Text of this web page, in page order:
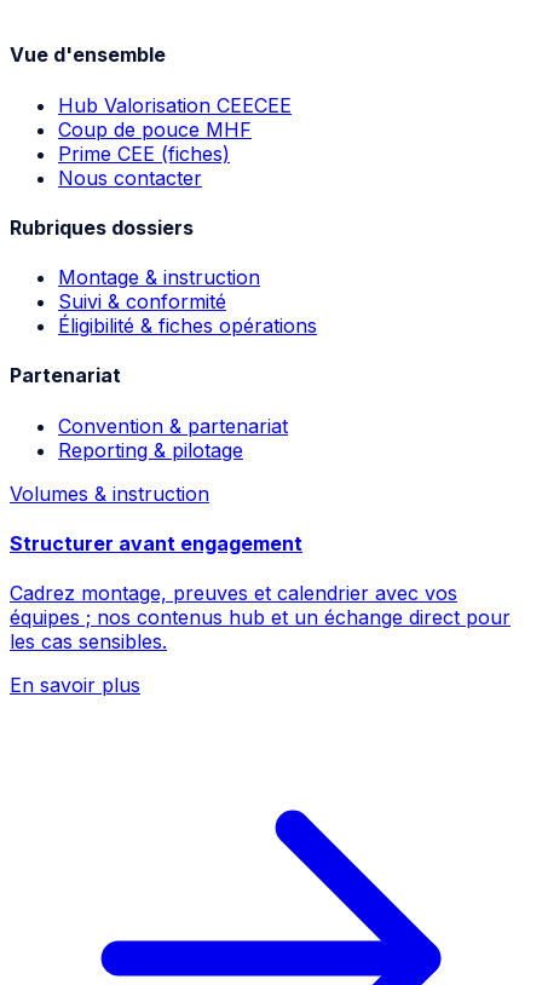
Vue d'ensemble
Hub Valorisation CEECEE
Coup de pouce MHF
Prime CEE (fiches)
Nous contacter
Rubriques dossiers
Montage & instruction
Suivi & conformité
Éligibilité & fiches opérations
Partenariat
Convention & partenariat
Reporting & pilotage
Volumes & instruction
Structurer avant engagement
Cadrez montage, preuves et calendrier avec vos
équipes ; nos contenus hub et un échange direct pour
les cas sensibles.
En savoir plus